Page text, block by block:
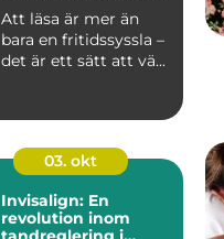
Att läsa är mer än
bara en fritidssyssla –
det är ett sätt att vä...
03. okt
Invisalign: En
revolution inom